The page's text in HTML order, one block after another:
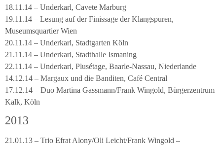
18.11.14 – Underkarl, Cavete Marburg
19.11.14 – Lesung auf der Finissage der Klangspuren,
Museumsquartier Wien
20.11.14 – Underkarl, Stadtgarten Köln
21.11.14 – Underkarl, Stadthalle Ismaning
22.11.14 – Underkarl, Plusétage, Baarle-Nassau, Niederlande
14.12.14 – Margaux und die Banditen, Café Central
17.12.14 – Duo Martina Gassmann/Frank Wingold, Bürgerzentrum
Kalk, Köln
2013
21.01.13 – Trio Efrat Alony/Oli Leicht/Frank Wingold –